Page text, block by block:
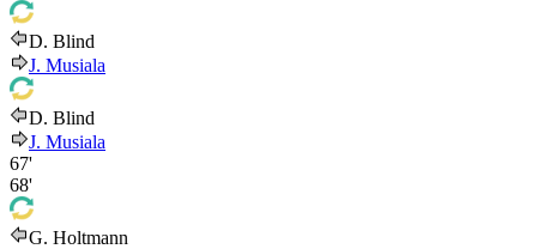
D. Blind
J. Musiala
D. Blind
J. Musiala
67'
68'
G. Holtmann